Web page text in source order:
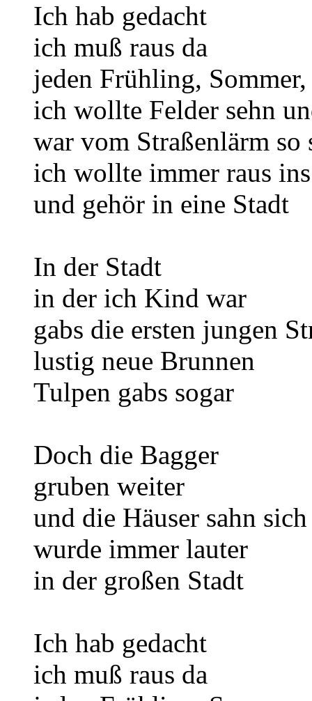
Ich hab gedacht
ich muß raus da
jeden Frühling,
ich wollte Felder sehn
war vom Straßenlärm so
ich wollte immer raus
und gehör in eine Stadt
In der Stadt
in der ich Kind war
gabs die ersten jungen
lustig neue Brunnen
Tulpen gabs sogar
Doch die Bagger
gruben weiter
und die Häuser sahn
wurde immer lauter
in der großen Stadt
Ich hab gedacht
ich muß raus da